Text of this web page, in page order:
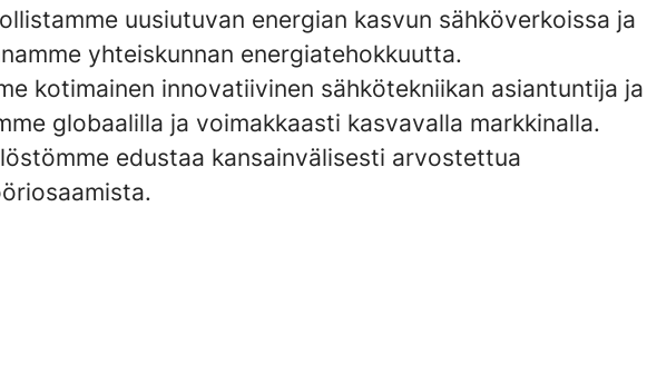
uusiutuvan energian kasvun sähköverkoissa ja
yhteiskunnan energiatehokkuutta.
kotimainen innovatiivinen sähkötekniikan asiantuntija ja
globaalilla ja voimakkaasti kasvavalla markkinalla.
edustaa kansainvälisesti arvostettua